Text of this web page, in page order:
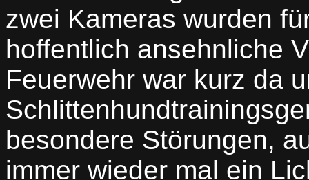
zwei Kameras wurden
hoffentlich ansehnliche
Feuerwehr war kurz da
besondere Störungen,
immer wieder mal ein